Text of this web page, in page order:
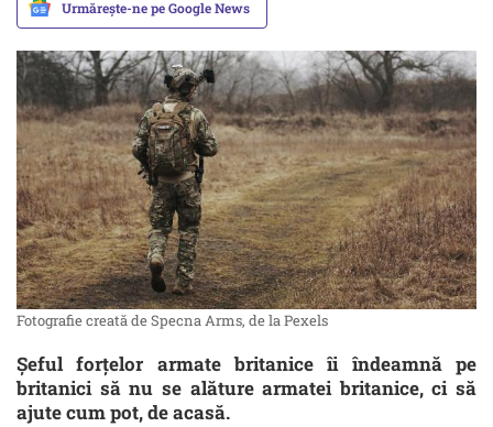
Urmărește-ne pe Google News
Fotografie creată de Specna Arms, de la Pexels
Șeful forțelor armate britanice îi îndeamnă pe
britanici să nu se alăture armatei britanice, ci să
ajute cum pot, de acasă.